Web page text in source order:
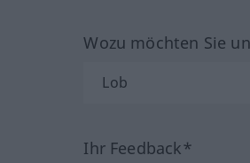
Wozu möchten Sie
Ihr Feedback*